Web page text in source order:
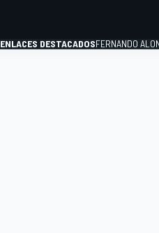
ENLACES DESTACADOSFERNANDO